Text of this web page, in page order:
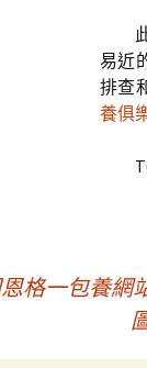
易近
排查
養俱
格一包養網